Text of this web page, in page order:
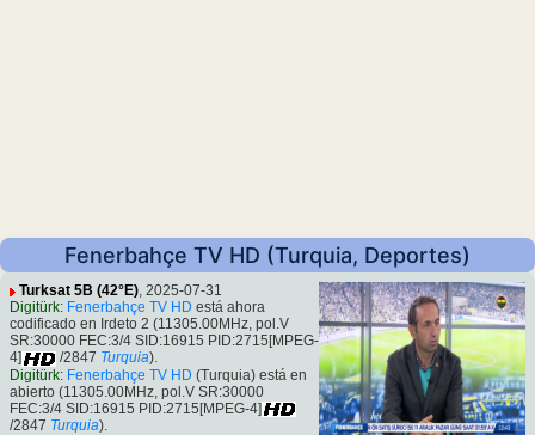
Fenerbahçe TV HD (Turquia, Deportes)
Turksat 5B (42°E), 2025-07-31
Digitürk: Fenerbahçe TV HD está ahora
codificado en Irdeto 2 (11305.00MHz, pol.V
SR:30000 FEC:3/4 SID:16915 PID:2715[MPEG-
4]
/2847 Turquia).
Digitürk: Fenerbahçe TV HD (Turquia) está en
abierto (11305.00MHz, pol.V SR:30000
FEC:3/4 SID:16915 PID:2715[MPEG-4]
/2847 Turquia).